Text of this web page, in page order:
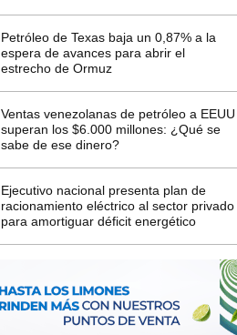
Petróleo de Texas baja un 0,87% a la
espera de avances para abrir el
estrecho de Ormuz
Ventas venezolanas de petróleo a EEUU
superan los $6.000 millones: ¿Qué se
sabe de ese dinero?
Ejecutivo nacional presenta plan de
racionamiento eléctrico al sector privado
para amortiguar déficit energético